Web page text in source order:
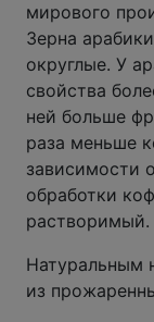
мирового
Зерна
округлые. У
свойства
ней больше
раза меньше
зависимости
обработки
растворимый.
Натуральным
из